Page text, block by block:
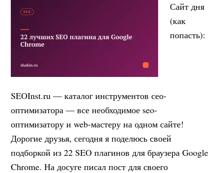
Сайт дня
(как
попасть):
SEOInst.ru — каталог инструментов сео-
оптимизатора — все необходимое seo-
оптимизатору и web-мастеру на одном сайте!
Дорогие друзья, сегодня я поделюсь своей
подборкой из 22 SEO плагинов для браузера Google
Chrome. На досуге писал пост для своего